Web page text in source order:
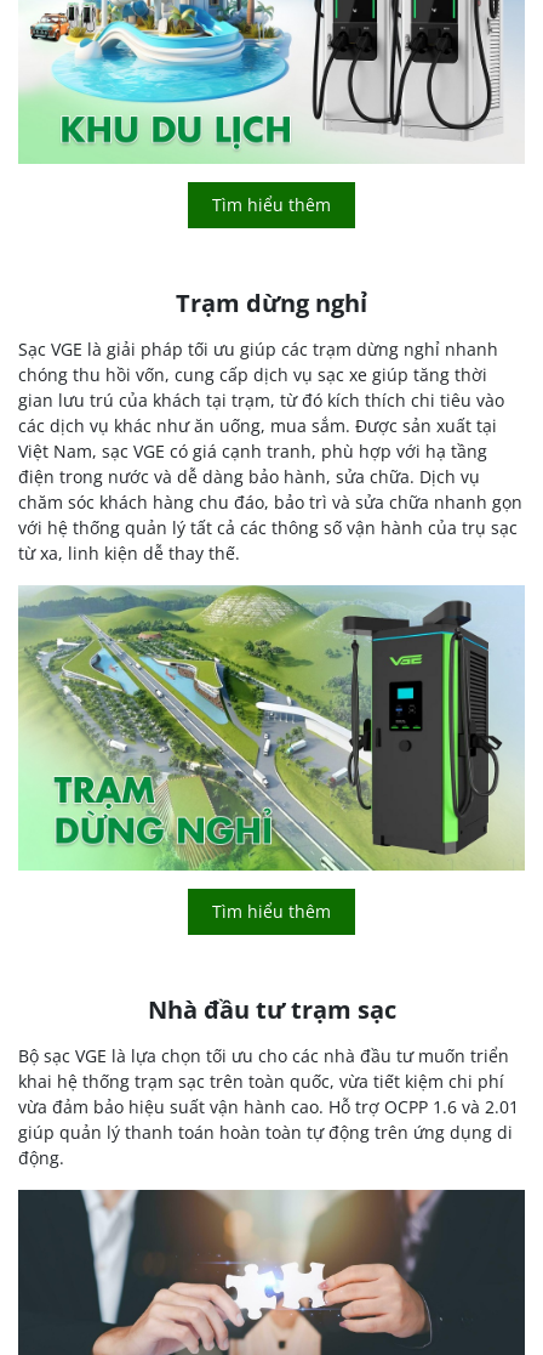
Tìm hiểu thêm
Trạm dừng nghỉ
Sạc VGE là giải pháp tối ưu giúp các trạm dừng nghỉ nhanh
chóng thu hồi vốn, cung cấp dịch vụ sạc xe giúp tăng thời
gian lưu trú của khách tại trạm, từ đó kích thích chi tiêu vào
các dịch vụ khác như ăn uống, mua sắm. Được sản xuất tại
Việt Nam, sạc VGE có giá cạnh tranh, phù hợp với hạ tầng
điện trong nước và dễ dàng bảo hành, sửa chữa. Dịch vụ
chăm sóc khách hàng chu đáo, bảo trì và sửa chữa nhanh gọn
với hệ thống quản lý tất cả các thông số vận hành của trụ sạc
từ xa, linh kiện dễ thay thế.
Tìm hiểu thêm
Nhà đầu tư trạm sạc
Bộ sạc VGE là lựa chọn tối ưu cho các nhà đầu tư muốn triển
khai hệ thống trạm sạc trên toàn quốc, vừa tiết kiệm chi phí
vừa đảm bảo hiệu suất vận hành cao. Hỗ trợ OCPP 1.6 và 2.01
giúp quản lý thanh toán hoàn toàn tự động trên ứng dụng di
động.